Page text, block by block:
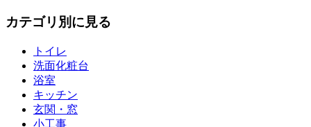
カテゴリ別に見る
トイレ
洗面化粧台
浴室
キッチン
玄関・窓
小工事